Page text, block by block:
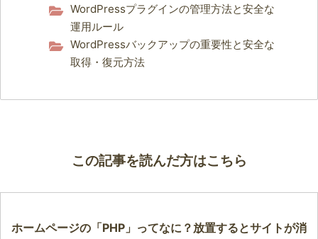
WordPressプラグインの管理方法と安全な
運用ルール
WordPressバックアップの重要性と安全な
取得・復元方法
この記事を読んだ方はこちら
ホームページの「PHP」ってなに？放置するとサイトが消